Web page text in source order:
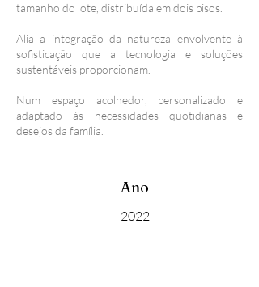
tamanho do lote, distribuída em dois pisos.
Alia a integração da natureza envolvente à
sofisticação que a tecnologia e soluções
sustentáveis proporcionam.
Num espaço acolhedor, personalizado e
adaptado às necessidades quotidianas e
desejos da família.
Ano
2022